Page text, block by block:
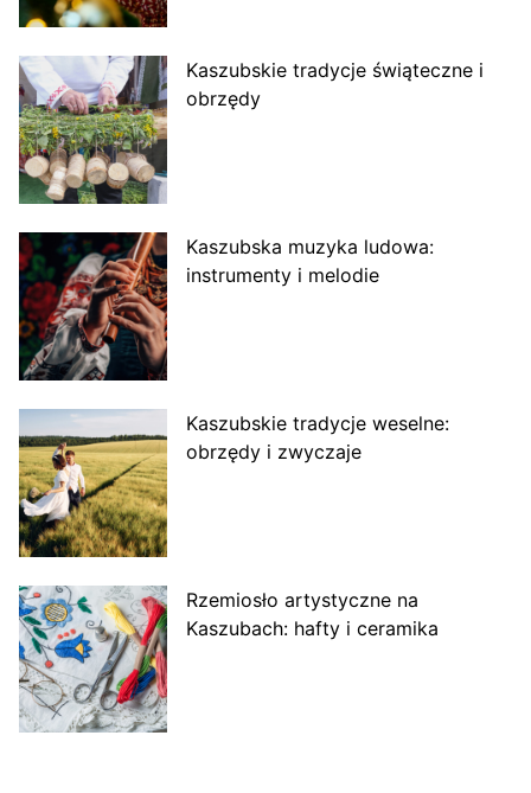
Kaszubskie tradycje świąteczne i
obrzędy
Kaszubska muzyka ludowa:
instrumenty i melodie
Kaszubskie tradycje weselne:
obrzędy i zwyczaje
Rzemiosło artystyczne na
Kaszubach: hafty i ceramika